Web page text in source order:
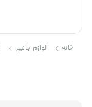
خانه لوازم جانبی